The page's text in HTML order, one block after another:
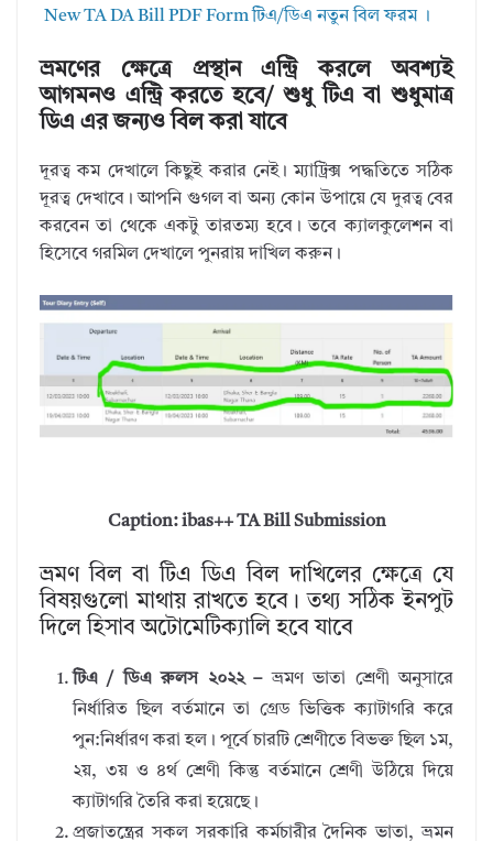
New TA DA Bill PDF Form টিএ/ডিএ নতুন বিল ফরম ।
ভ্রমণের ক্ষেত্রে প্রস্থান এন্ট্রি করলে অবশ্যই
আগমনও এন্ট্রি করতে হবে/ শুধু টিএ বা শুধুমাত্র
ডিএ এর জন্যও বিল করা যাবে
দূরত্ব কম দেখালে কিছুই করার নেই। ম্যাট্রিক্স পদ্ধতিতে সঠিক
দূরত্ব দেখাবে। আপনি গুগল বা অন্য কোন উপায়ে যে দুরত্ব বের
করবেন তা থেকে একটু তারতম্য হবে। তবে ক্যালকুলেশন বা
হিসেবে গরমিল দেখালে পুনরায় দাখিল করুন।
Caption: ibas++ TA Bill Submission
ভ্রমণ বিল বা টিএ ডিএ বিল দাখিলের ক্ষেত্রে যে
বিষয়গুলো মাথায় রাখতে হবে। তথ্য সঠিক ইনপুট
দিলে হিসাব অটোমেটিক্যালি হবে যাবে
টিএ / ডিএ রুলস ২০২২ –ভ্রমণ ভাতা শ্রেণী অনুসারে
নির্ধারিত ছিল বর্তমানে তা গ্রেড ভিত্তিক ক্যাটাগরি করে
পুন:নির্ধারণ করা হল। পূর্বে চারটি শ্রেণীতে বিভক্ত ছিল ১ম,
২য়, ৩য় ও ৪র্থ শ্রেণী কিন্তু বর্তমানে শ্রেণী উঠিয়ে দিয়ে
ক্যাটাগরি তৈরি করা হয়েছে।
প্রজাতন্ত্রের সকল সরকারি কর্মচারীর দৈনিক ভাতা, ভ্রমন